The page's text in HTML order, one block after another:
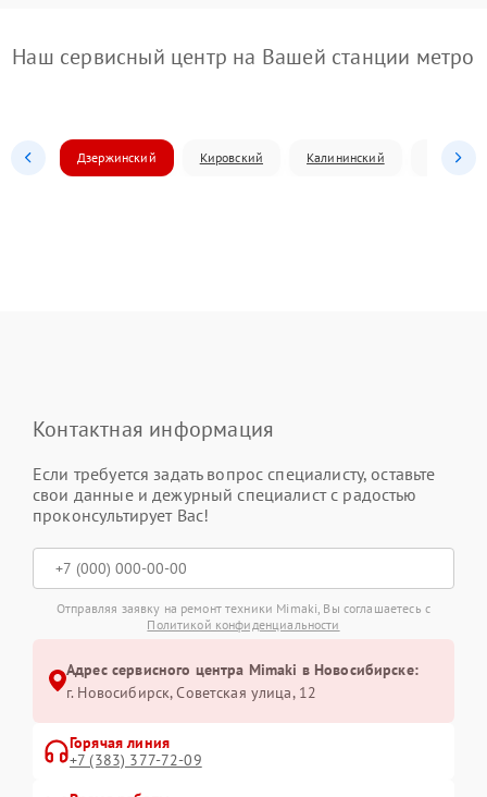
Наш сервисный центр на Вашей станции метро
Дзержинский Кировский Калининский
Контактная информация
Если требуется задать вопрос специалисту, оставьте
свои данные и дежурный специалист с радостью
проконсультирует Вас!
Отправляя заявку на ремонт техники Mimaki, Вы соглашаетесь с
Политикой конфиденциальности
Адрес сервисного центра Mimaki в Новосибирске:
г. Новосибирск, Советская улица, 12
Горячая линия
+7 (383) 377-72-09